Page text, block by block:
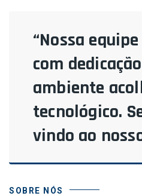
“Nossa
com
ambiente
tecnológico.
vindo ao
SOBRE NÓS